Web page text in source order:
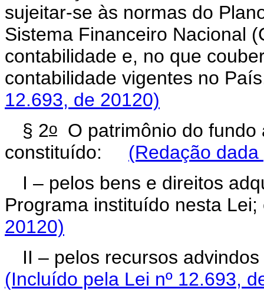
sujeitar-se às normas do
Sistema Financeiro Nacional
contabilidade e, no que
contabilidade vigentes no
12.693, de 20120)
§ 2o O patrimônio do
constituído: (Redação
I – pelos bens e direitos
Programa instituído nesta
20120)
II – pelos recursos
(Incluído pela Lei nº 12.693,